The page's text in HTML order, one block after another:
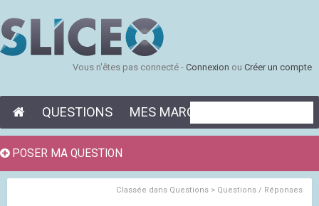
Vous n'êtes pas connecté - Connexion ou Créer un compte
QUESTIONS MES MARQUE-PAGES
Classée dans Questions > Questions / Réponses
POSER MA QUESTION